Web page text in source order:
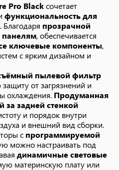
Pro Blackсочетает
функциональность для
. Благодаря прозрачной
панелям, обеспечивается
ключевые компоненты,
с ярким дизайном и
пылевой фильтр
от загрязнений и
охлаждения. Продуманная
за задней стенкой
и порядок внутри
и внешний вид сборки.
с программируемой
можно настраивать под
динамичные световые
материнскую плату или